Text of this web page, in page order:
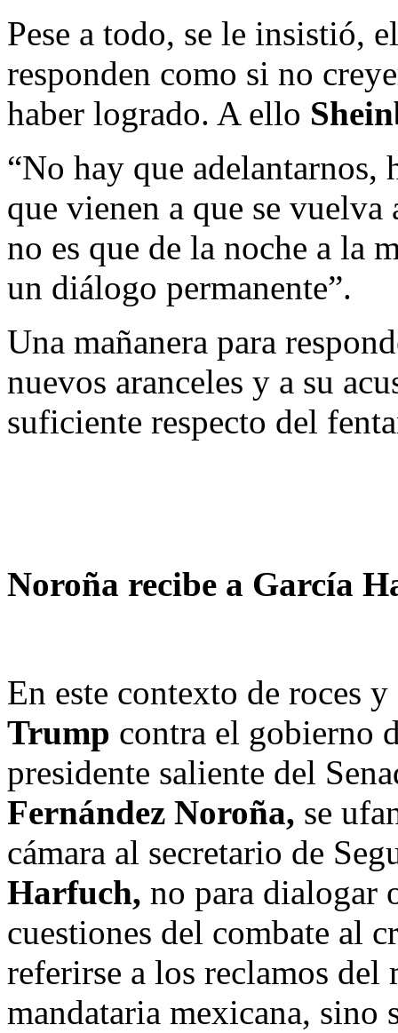
Pese a todo, se le insistió,
responden como si no
haber logrado. A ello
“No hay que adelantarnos,
que vienen a que se
no es que de la noche a la
un diálogo permanente”.
Una mañanera para
nuevos aranceles y a su
suficiente respecto del
Noroña recibe a García
En este contexto de roces
Trump contra el gobierno
presidente saliente del
Fernández Noroña, se
cámara al secretario de
Harfuch, no para dialogar
cuestiones del combate al
referirse a los reclamos del
mandataria mexicana, sino